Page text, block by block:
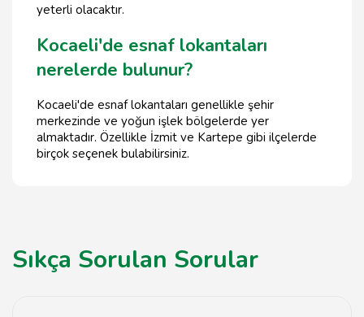
yeterli olacaktır.
Kocaeli'de esnaf lokantaları
nerelerde bulunur?
Kocaeli'de esnaf lokantaları genellikle şehir
merkezinde ve yoğun işlek bölgelerde yer
almaktadır. Özellikle İzmit ve Kartepe gibi ilçelerde
birçok seçenek bulabilirsiniz.
Sıkça Sorulan Sorular